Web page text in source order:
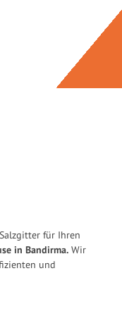
für Ihren
in Bandirma. Wir
und